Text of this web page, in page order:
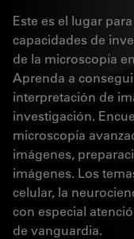
Este es el lugar
capacidades de
de la microscopía
Aprenda a
interpretación de
investigación.
microscopía
imágenes,
imágenes. Los
celular, la
con especial
de vanguardia.